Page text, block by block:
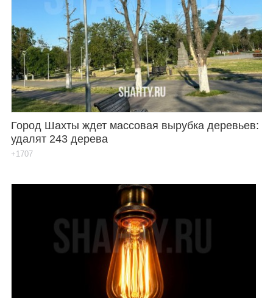
Город Шахты ждет массовая вырубка деревьев:
удалят 243 дерева
+1707